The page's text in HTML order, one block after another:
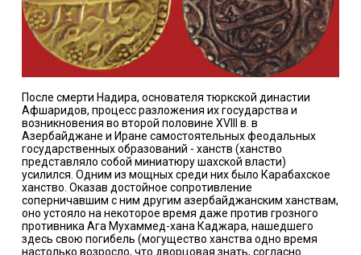
После смерти Надира, основателя тюркской династии
Афшаридов, процесс разложения их государства и
возникновения во второй половине XVIII в. в
Азербайджане и Иране самостоятельных феодальных
государственных образований - ханств (ханство
представляло собой миниатюру шахской власти)
усилился. Одним из мощных среди них было Карабахское
ханство. Оказав достойное сопротивление
соперничавшим с ним другим азербайджанским ханствам,
оно устояло на некоторое время даже против грозного
противника Ага Мухаммед-хана Каджара, нашедшего
здесь свою погибель (могущество ханства одно время
настолько возросло, что дворцовая знать, согласно